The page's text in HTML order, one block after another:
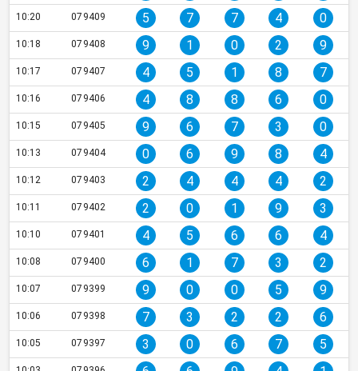
10:20 079409 5 7 7 4 0
10:18 079408 9 1 0 2 9
10:17 079407 4 5 1 8 7
10:16 079406 4 8 8 6 0
10:15 079405 9 6 7 3 0
10:13 079404 0 6 9 8 4
10:12 079403 2 4 4 4 2
10:11 079402 2 0 1 9 3
10:10 079401 4 5 6 6 4
10:08 079400 6 1 7 3 2
10:07 079399 9 0 0 5 9
10:06 079398 7 3 2 2 6
10:05 079397 3 0 6 7 5